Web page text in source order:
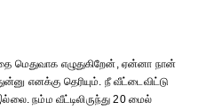
மெதுவாக எழுதுகிறேன், ஏன்னா நான்
எனக்கு தெரியும். நீ வீட்டைவிட்டு
நம்ம வீட்டிலிருந்து 20 மைல்